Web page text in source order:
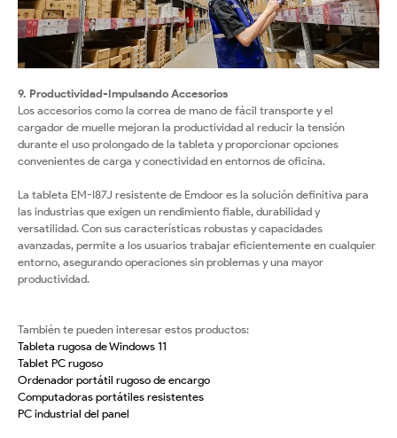
9. Productividad-Impulsando Accesorios
Los accesorios como la correa de mano de fácil transporte y el
cargador de muelle mejoran la productividad al reducir la tensión
durante el uso prolongado de la tableta y proporcionar opciones
convenientes de carga y conectividad en entornos de oficina.
La tableta EM-I87J resistente de Emdoor es la solución definitiva para
las industrias que exigen un rendimiento fiable, durabilidad y
versatilidad. Con sus características robustas y capacidades
avanzadas, permite a los usuarios trabajar eficientemente en cualquier
entorno, asegurando operaciones sin problemas y una mayor
productividad.
También te pueden interesar estos productos:
Tableta rugosa de Windows 11
Tablet PC rugoso
Ordenador portátil rugoso de encargo
Computadoras portátiles resistentes
PC industrial del panel